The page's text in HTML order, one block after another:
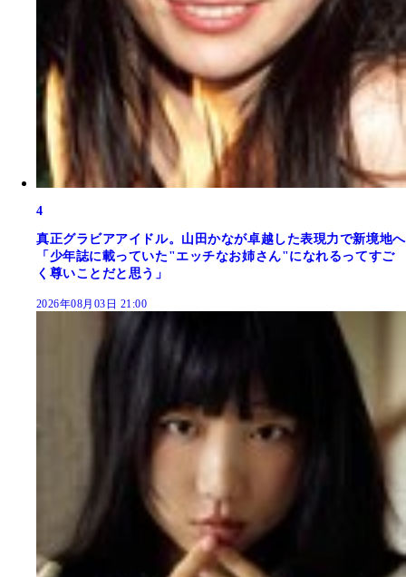
4
真正グラビアアイドル。山田かなが卓越した表現力で新境地へ
「少年誌に載っていた"エッチなお姉さん"になれるってすご
く尊いことだと思う」
2026年08月03日 21:00